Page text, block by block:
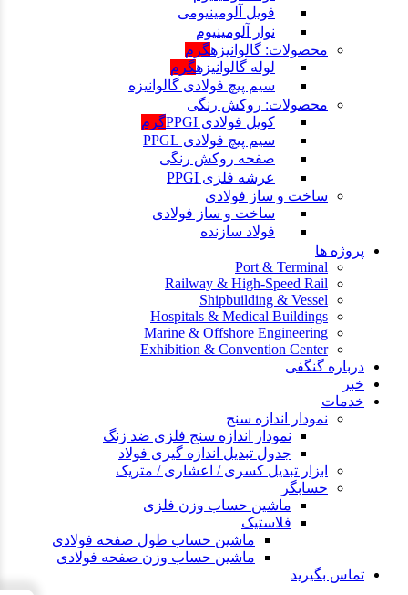
فویل آلومینیومی
نوار آلومینیوم
محصولات: گالوانیزهگرم
لوله گالوانیزهگرم
سیم پیچ فولادی گالوانیزه
محصولات: روکش رنگی
کویل فولادی PPGI
گرم
سیم پیچ فولادی PPGL
صفحه روکش رنگی
عرشه فلزی PPGI
ساخت و ساز فولادی
ساخت و ساز فولادی
فولاد سازنده
پروژه ها
Port & Terminal
Railway & High-Speed Rail
Shipbuilding & Vessel
Hospitals & Medical Buildings
Marine & Offshore Engineering
Exhibition & Convention Center
درباره گنگفی
خبر
خدمات
نمودار اندازه سنج
نمودار اندازه سنج فلزی ضد زنگ
جدول تبدیل اندازه گیری فولاد
ابزار تبدیل کسری / اعشاری / متریک
حسابگر
ماشین حساب وزن فلزی
فلاستیک
ماشین حساب طول صفحه فولادی
ماشین حساب وزن صفحه فولادی
تماس بگیرید